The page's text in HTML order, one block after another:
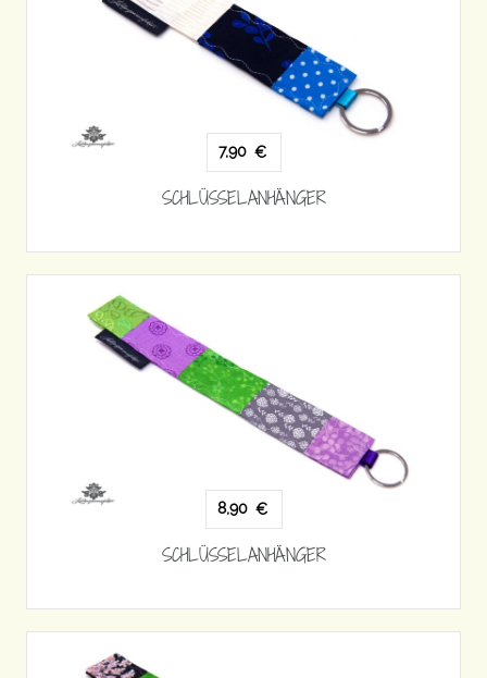
7,90 €
SCHLÜSSELANHÄNGER
8,90 €
SCHLÜSSELANHÄNGER